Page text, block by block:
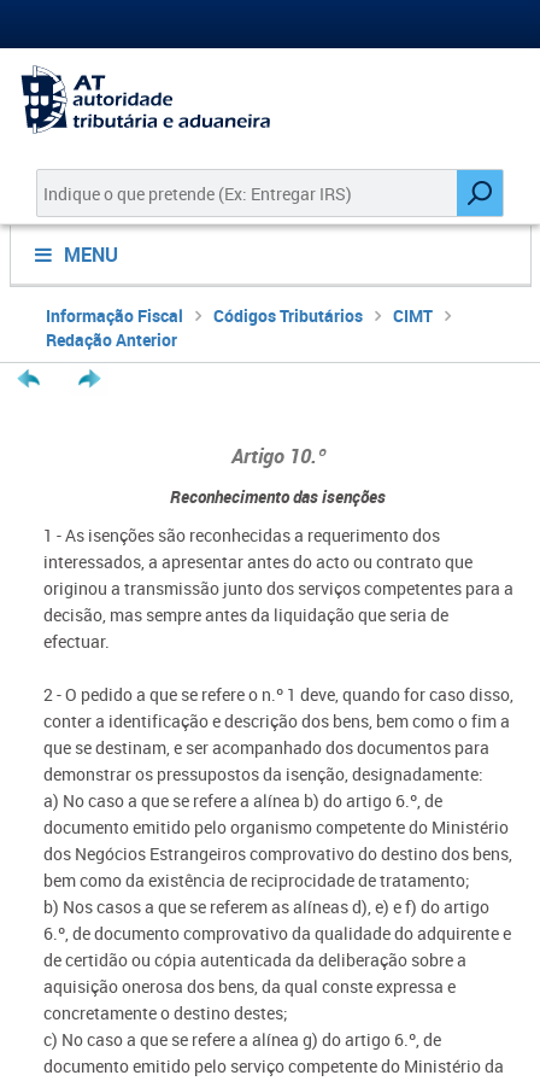
MENU
Informação Fiscal Códigos Tributários
CIMT
Redação Anterior
Artigo 10.º
Reconhecimento das isenções
1 - As isenções são reconhecidas a requerimento dos
interessados, a apresentar antes do acto ou contrato que
originou a transmissão junto dos serviços competentes para a
decisão, mas sempre antes da liquidação que seria de
efectuar.
2 - O pedido a que se refere o n.º 1 deve, quando for caso disso,
conter a identificação e descrição dos bens, bem como o fim a
que se destinam, e ser acompanhado dos documentos para
demonstrar os pressupostos da isenção, designadamente:
a) No caso a que se refere a alínea b) do artigo 6.º, de
documento emitido pelo organismo competente do Ministério
dos Negócios Estrangeiros comprovativo do destino dos bens,
bem como da existência de reciprocidade de tratamento;
b) Nos casos a que se referem as alíneas d), e) e f) do artigo
6.º, de documento comprovativo da qualidade do adquirente e
de certidão ou cópia autenticada da deliberação sobre a
aquisição onerosa dos bens, da qual conste expressa e
concretamente o destino destes;
c) No caso a que se refere a alínea g) do artigo 6.º, de
documento emitido pelo serviço competente do Ministério da